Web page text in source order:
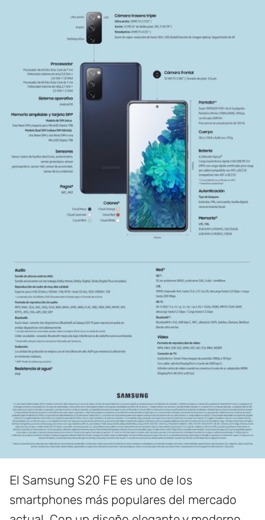
El Samsung S20 FE es uno de los
smartphones más populares del mercado